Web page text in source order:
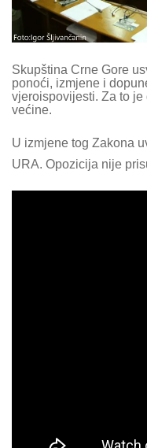
Skupština Crne Gore
ponoći, izmjene i
vjeroispovijesti. Za to
većine.
U izmjene tog Zakona
URA. Opozicija nije